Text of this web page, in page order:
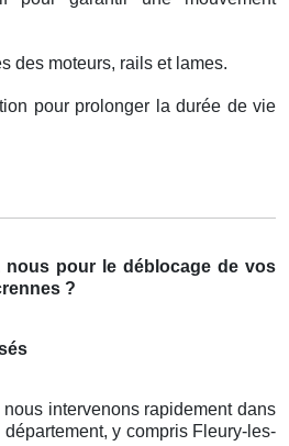
des moteurs, rails et lames.
pour prolonger la durée de vie
nous pour le déblocage de vos
?
intervenons rapidement dans
y compris Fleury-les-